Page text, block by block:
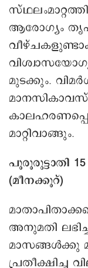
ആരോഗ്യം
മുടക്കും.
മാറ്റിവാങ്ങും.
പൂരൂരുട്ടാതി
(മീനക്കൂറ്)
അനുമതി
മാസങ്ങള്‍ക്കു
പ്രതീക്ഷിച്ച